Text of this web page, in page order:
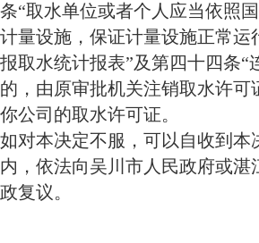
条“取水单位或者个人应当依照
计量设施，保证计量设施正常运
报取水统计报表”及第四十四条“
的，由原审批机关注销取水许可
你公司的取水许可证。
如对本决定不服，可以自收到本
内，依法向吴川市人民政府或湛
政复议。